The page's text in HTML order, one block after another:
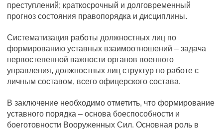
преступлений; краткосрочный и долговременный
прогноз состояния правопорядка и дисциплины.
Систематизация работы должностных лиц по
формированию уставных взаимоотношений – задача
первостепенной важности органов военного
управления, должностных лиц структур по работе с
личным составом, всего офицерского состава.
В заключение необходимо отметить, что формирование
уставного порядка – основа боеспособности и
боеготовности Вооруженных Сил. Основная роль в